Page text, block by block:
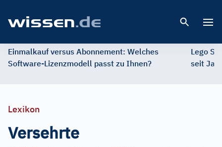
Einmalkauf versus Abonnement: Welches
Software-Lizenzmodell passt zu Ihnen?
Lego
seit
Lexikon
Versehrte